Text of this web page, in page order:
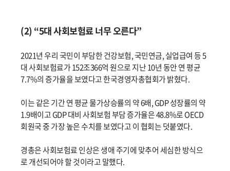
(2) “5대 사회보험료 너무 오른다”
2021년 우리 국민이 부담한 건강보험, 국민연금, 실업급여 등 5
대 사회보험료가 152조366억 원으로 지난 10년 동안 연 평균
7.7%의 증가율을 보였다고 한국경영자총협회가 밝혔다.
이는 같은 기간 연 평균 물가상승률의 약 6배, GDP 성장률의 약
1.9배이고 GDP 대비 사회보험 부담 증가율은 48.8%로 OECD
회원국 중 가장 높은 수치를 보였다고 이 협회는 덧붙였다.
경총은 사회보험료 인상은 생애 주기에 맞추어 세심한 방식으
로 개선되어야 할 것이라고 말했다.